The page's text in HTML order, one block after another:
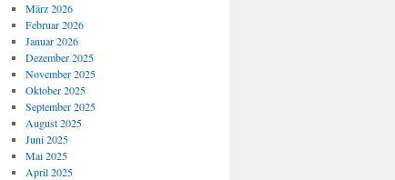
März 2026
Februar 2026
Januar 2026
Dezember 2025
November 2025
Oktober 2025
September 2025
August 2025
Juni 2025
Mai 2025
April 2025